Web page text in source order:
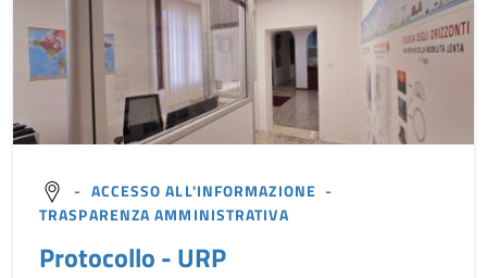
- ACCESSO ALL'INFORMAZIONE -
TRASPARENZA AMMINISTRATIVA
Protocollo - URP